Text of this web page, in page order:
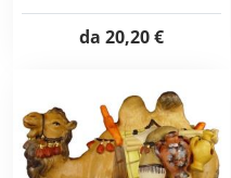
da 20,20 €